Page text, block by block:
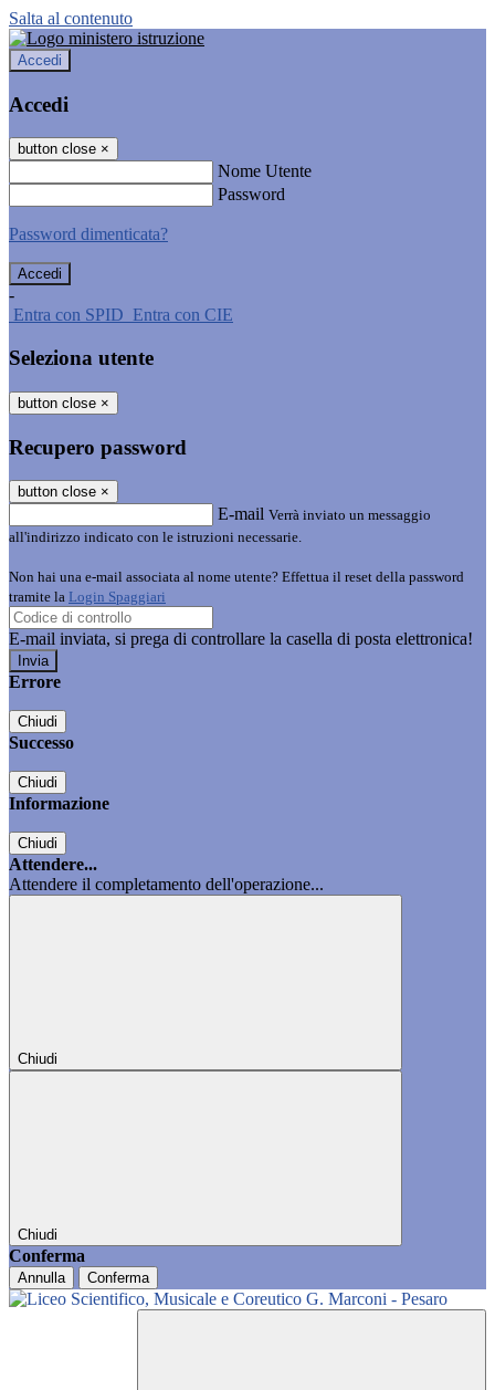
Salta al contenuto
Accedi
Accedi
button close ×
Nome Utente
Password
Password dimenticata?
-
Entra con SPID Entra con CIE
Seleziona utente
button close ×
Recupero password
button close ×
E-mail Verrà inviato un messaggio
all'indirizzo indicato con le istruzioni necessarie.
Non hai una e-mail associata al nome utente? Effettua il reset della password
tramite la Login Spaggiari
E-mail inviata, si prega di controllare la casella di posta elettronica!
Errore
Chiudi
Successo
Chiudi
Informazione
Chiudi
Attendere...
Attendere il completamento dell'operazione...
Chiudi
Chiudi
Conferma
Annulla Conferma